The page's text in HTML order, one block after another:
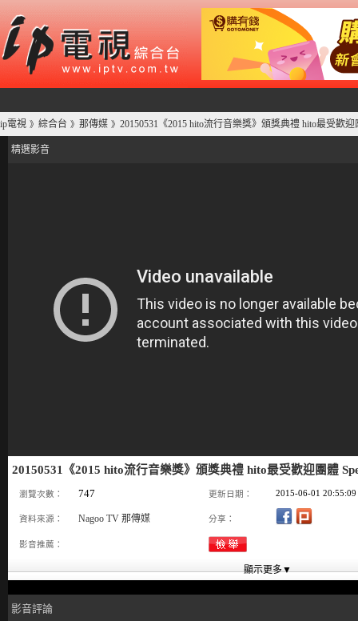
ip電視 》 綜合台 》 那傳媒 》 20150531《2015 hito流行音樂獎》頒獎典禮 hito最受歡
精選影音
20150531《2015 hito流行音樂獎》頒獎典禮 hito最受歡迎團體
瀏覽次數： 747 更新日期： 2015-06-01 20:55:09
資料來源： Nagoo TV 那傳媒 分享：
影音推薦：
影音評論